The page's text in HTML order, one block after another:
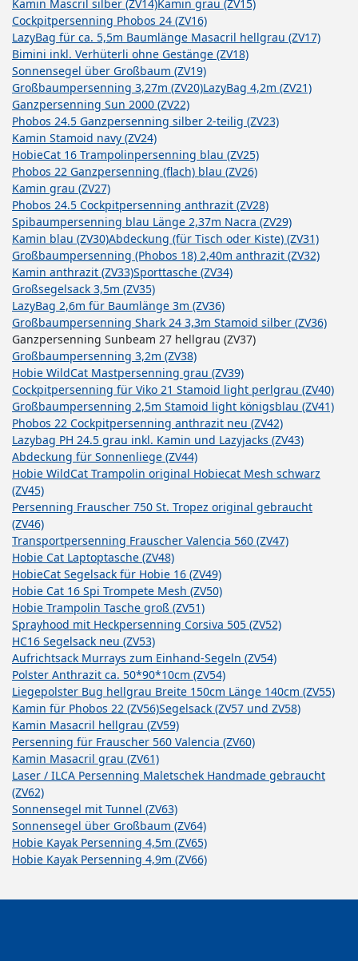
Kamin Mascril silber (ZV14)Kamin grau (ZV15)
Cockpitpersenning Phobos 24 (ZV16)
LazyBag für ca. 5,5m Baumlänge Masacril hellgrau (ZV17)
Bimini inkl. Verhüterli ohne Gestänge (ZV18)
Sonnensegel über Großbaum (ZV19)
Großbaumpersenning 3,27m (ZV20)LazyBag 4,2m (ZV21)
Ganzpersenning Sun 2000 (ZV22)
Phobos 24.5 Ganzpersenning silber 2-teilig (ZV23)
Kamin Stamoid navy (ZV24)
HobieCat 16 Trampolinpersenning blau (ZV25)
Phobos 22 Ganzpersenning (flach) blau (ZV26)
Kamin grau (ZV27)
Phobos 24.5 Cockpitpersenning anthrazit (ZV28)
Spibaumpersenning blau Länge 2,37m Nacra (ZV29)
Kamin blau (ZV30)Abdeckung (für Tisch oder Kiste) (ZV31)
Großbaumpersenning (Phobos 18) 2,40m anthrazit (ZV32)
Kamin anthrazit (ZV33)Sporttasche (ZV34)
Großsegelsack 3,5m (ZV35)
LazyBag 2,6m für Baumlänge 3m (ZV36)
Großbaumpersenning Shark 24 3,3m Stamoid silber (ZV36)
Ganzpersenning Sunbeam 27 hellgrau (ZV37)
Großbaumpersenning 3,2m (ZV38)
Hobie WildCat Mastpersenning grau (ZV39)
Cockpitpersenning für Viko 21 Stamoid light perlgrau (ZV40)
Großbaumpersenning 2,5m Stamoid light königsblau (ZV41)
Phobos 22 Cockpitpersenning anthrazit neu (ZV42)
Lazybag PH 24.5 grau inkl. Kamin und Lazyjacks (ZV43)
Abdeckung für Sonnenliege (ZV44)
Hobie WildCat Trampolin original Hobiecat Mesh schwarz
(ZV45)
Persenning Frauscher 750 St. Tropez original gebraucht
(ZV46)
Transportpersenning Frauscher Valencia 560 (ZV47)
Hobie Cat Laptoptasche (ZV48)
HobieCat Segelsack für Hobie 16 (ZV49)
Hobie Cat 16 Spi Trompete Mesh (ZV50)
Hobie Trampolin Tasche groß (ZV51)
Sprayhood mit Heckpersenning Corsiva 505 (ZV52)
HC16 Segelsack neu (ZV53)
Aufrichtsack Murrays zum Einhand-Segeln (ZV54)
Polster Anthrazit ca. 50*90*10cm (ZV54)
Liegepolster Bug hellgrau Breite 150cm Länge 140cm (ZV55)
Kamin für Phobos 22 (ZV56)Segelsack (ZV57 und ZV58)
Kamin Masacril hellgrau (ZV59)
Persenning für Frauscher 560 Valencia (ZV60)
Kamin Masacril grau (ZV61)
Laser / ILCA Persenning Maletschek Handmade gebraucht
(ZV62)
Sonnensegel mit Tunnel (ZV63)
Sonnensegel über Großbaum (ZV64)
Hobie Kayak Persenning 4,5m (ZV65)
Hobie Kayak Persenning 4,9m (ZV66)